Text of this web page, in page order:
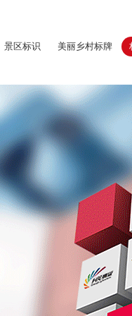
景区标识 美丽乡村标牌